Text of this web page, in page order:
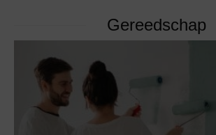
Gereedschap